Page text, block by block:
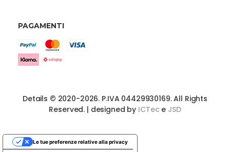
PAGAMENTI
Details © 2020-2026. P.IVA 04429930169. All Rights
Reserved. | designed by ICTec e JSD
Le tue preferenze relative alla privacy